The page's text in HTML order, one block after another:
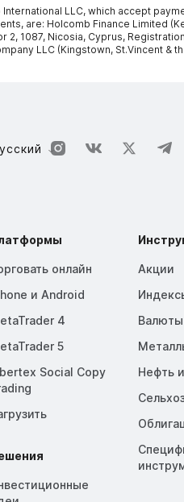
LLC, which accept
are: Holcomb Finance Limited
2, 1087, Nicosia, Cyprus,
LLC (Kingstown, St.Vincent &
онлайн
и Android
4
5
Social Copy
Акции
Валюты
Нефть